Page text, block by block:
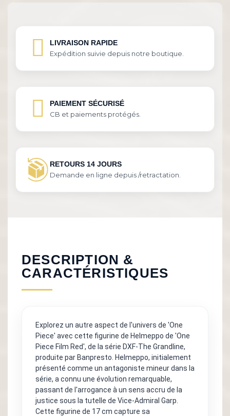
LIVRAISON RAPIDE
Expédition suivie depuis notre boutique.
PAIEMENT SÉCURISÉ
CB et paiements protégés.
RETOURS 14 JOURS
Demande en ligne depuis /retractation.
DESCRIPTION &
CARACTÉRISTIQUES
Explorez un autre aspect de l'univers de 'One
Piece' avec cette figurine de Helmeppo de 'One
Piece Film Red', de la série DXF-The Grandline,
produite par Banpresto. Helmeppo, initialement
présenté comme un antagoniste mineur dans la
série, a connu une évolution remarquable,
passant de l'arrogance à un sens accru de la
justice sous la tutelle de Vice-Admiral Garp.
Cette figurine de 17 cm capture sa